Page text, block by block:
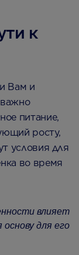
к
Вам и
питание,
росту,
условия для
во время
влияет
для его